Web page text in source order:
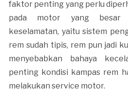
faktor penting yang perlu
pada motor yang besar
keselamatan, yaitu sistem
rem sudah tipis, rem pun jadi
menyebabkan bahaya
penting kondisi kampas rem
melakukan service motor.